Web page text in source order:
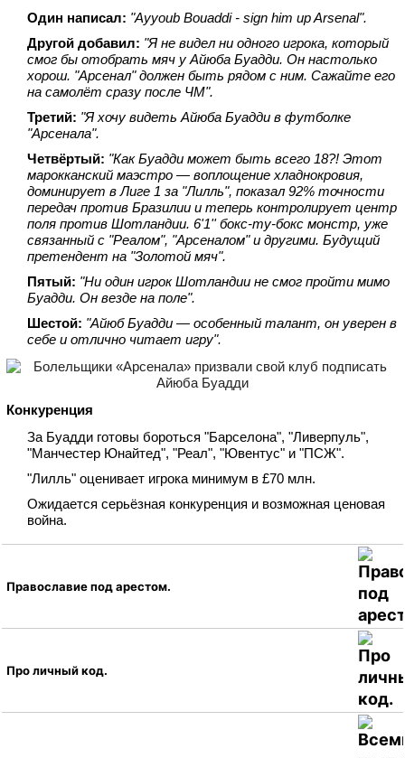
Один написал: "Ayyoub Bouaddi - sign him up Arsenal".
Другой добавил: "Я не видел ни одного игрока, который
смог бы отобрать мяч у Айюба Буадди. Он настолько
хорош. "Арсенал" должен быть рядом с ним. Сажайте его
на самолёт сразу после ЧМ".
Третий: "Я хочу видеть Айюба Буадди в футболке
"Арсенала".
Четвёртый: "Как Буадди может быть всего 18?! Этот
марокканский маэстро — воплощение хладнокровия,
доминирует в Лиге 1 за "Лилль", показал 92% точности
передач против Бразилии и теперь контролирует центр
поля против Шотландии. 6'1'' бокс‑ту‑бокс монстр, уже
связанный с "Реалом", "Арсеналом" и другими. Будущий
претендент на "Золотой мяч".
Пятый: "Ни один игрок Шотландии не смог пройти мимо
Буадди. Он везде на поле".
Шестой: "Айюб Буадди — особенный талант, он уверен в
себе и отлично читает игру".
Конкуренция
За Буадди готовы бороться "Барселона", "Ливерпуль",
"Манчестер Юнайтед", "Реал", "Ювентус" и "ПСЖ".
"Лилль" оценивает игрока минимум в £70 млн.
Ожидается серьёзная конкуренция и возможная ценовая
война.
Православие под арестом.
Про личный код.